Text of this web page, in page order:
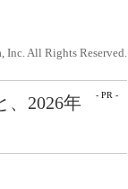
All Rights Reserved.
- PR -
、2026年